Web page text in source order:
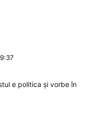
e politica și vorbe în